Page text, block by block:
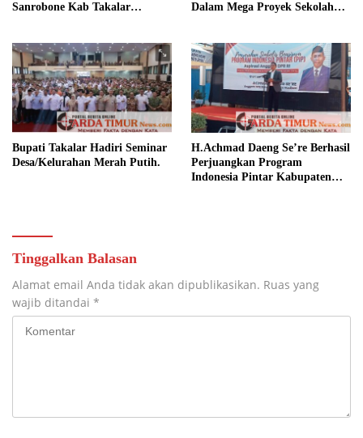
Sanrobone Kab Takalar
Dalam Mega Proyek Sekolah
Bupati Takalar Hadiri Seminar
Desa/Kelurahan Merah Putih.
H.Achmad Daeng Se’re Berhasil
Perjuangkan Program
Indonesia Pintar Kabupaten
Tinggalkan Balasan
Alamat email Anda tidak akan dipublikasikan. Ruas yang
wajib ditandai *